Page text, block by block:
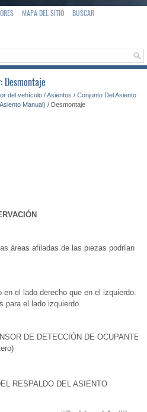
MAPA DEL SITIO BUSCAR
Desmontaje
del vehículo /Asientos / Conjunto Del Asiento
Manual) / Desmontaje
áreas afiladas de las piezas podrían
el lado derecho que en el izquierdo.
para el lado izquierdo.
DE DETECCIÓN DE OCUPANTE
RESPALDO DEL ASIENTO